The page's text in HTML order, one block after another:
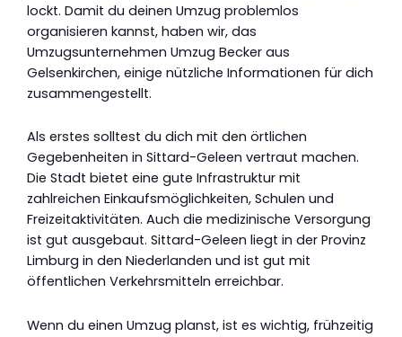
lockt. Damit du deinen Umzug problemlos
organisieren kannst, haben wir, das
Umzugsunternehmen Umzug Becker aus
Gelsenkirchen, einige nützliche Informationen für dich
zusammengestellt.
Als erstes solltest du dich mit den örtlichen
Gegebenheiten in Sittard-Geleen vertraut machen.
Die Stadt bietet eine gute Infrastruktur mit
zahlreichen Einkaufsmöglichkeiten, Schulen und
Freizeitaktivitäten. Auch die medizinische Versorgung
ist gut ausgebaut. Sittard-Geleen liegt in der Provinz
Limburg in den Niederlanden und ist gut mit
öffentlichen Verkehrsmitteln erreichbar.
Wenn du einen Umzug planst, ist es wichtig, frühzeitig